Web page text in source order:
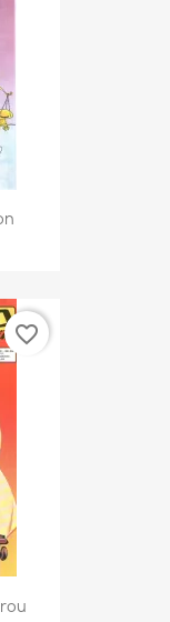
favorite_border